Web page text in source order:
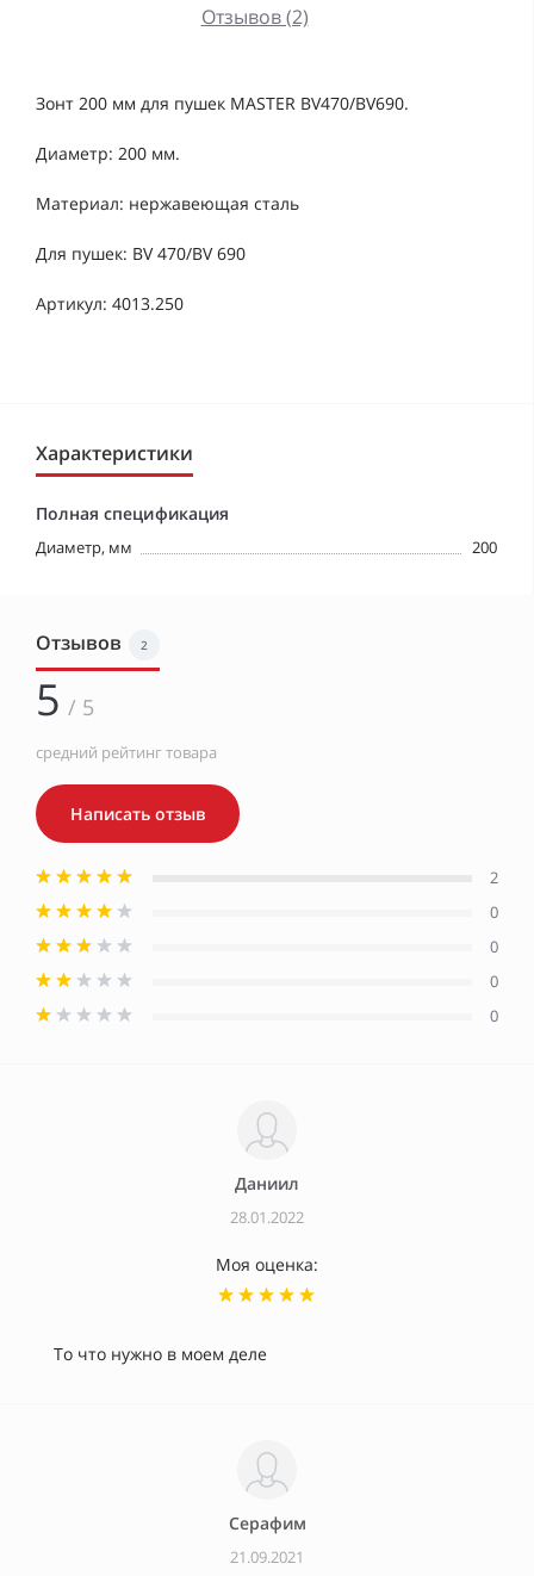
Отзывов (2)
Зонт 200 мм для пушек MASTER BV470/BV690.
Диаметр: 200 мм.
Материал: нержавеющая сталь
Для пушек: BV 470/BV 690
Артикул: 4013.250
Характеристики
Полная спецификация
Диаметр, мм 200
Отзывов 2
5 / 5
средний рейтинг товара
Написать отзыв
2
0
0
0
0
Даниил
28.01.2022
Моя оценка:
То что нужно в моем деле
Серафим
21.09.2021